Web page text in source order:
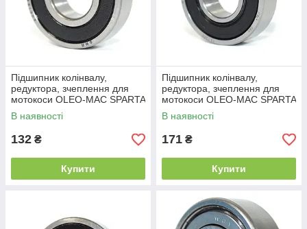
Підшипник колінвалу,
редуктора, зчеплення для
мотокоси OLEO-MAC SPARTA
25 SPARTA 37, SPARTA 38,
SPARTA 40,
В наявності
132 ₴
Купити
Підшипник колінвалу,
редуктора, зчеплення для
мотокоси OLEO-MAC SPARTA
25 SPARTA 37, SPARTA 38,
SPARTA 40,
В наявності
171 ₴
Купити